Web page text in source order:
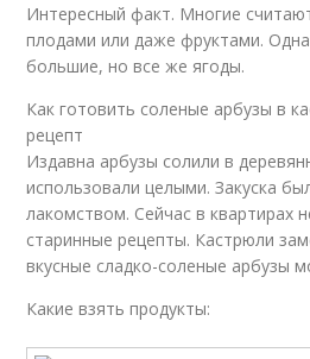
Интересный факт. Многие
плодами или даже фруктами.
большие, но все же ягоды.
Как готовить соленые арбузы в
рецепт
Издавна арбузы солили в
использовали целыми. Закуска
лакомством. Сейчас в квартирах
старинные рецепты. Кастрюли
вкусные сладко-соленые арбузы
Какие взять продукты: